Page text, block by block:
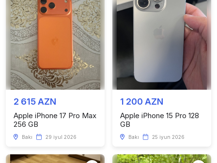
2 615 AZN
Apple iPhone 17 Pro Max
256 GB
Bakı 29 iyul 2026
1 200 AZN
Apple iPhone 15 Pro 128
GB
Bakı 25 iyun 2026